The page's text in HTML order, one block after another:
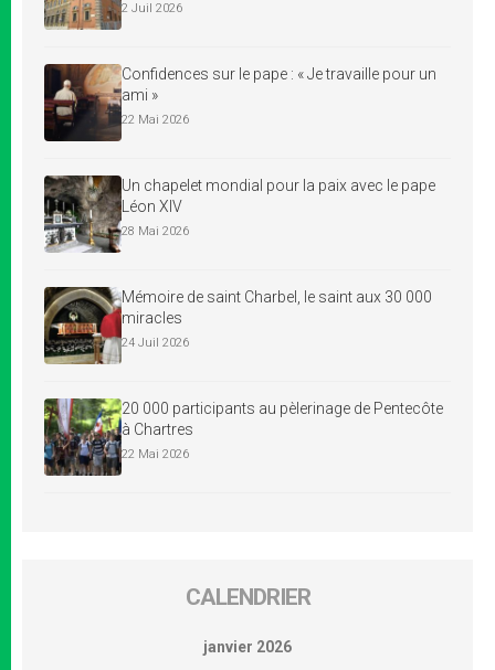
2 Juil 2026
Confidences sur le pape : « Je travaille pour un
ami »
22 Mai 2026
Un chapelet mondial pour la paix avec le pape
Léon XIV
28 Mai 2026
Mémoire de saint Charbel, le saint aux 30 000
miracles
24 Juil 2026
20 000 participants au pèlerinage de Pentecôte
à Chartres
22 Mai 2026
CALENDRIER
janvier 2026